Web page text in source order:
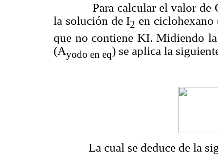
Para calcular el valor de Cd
la solución de I2 en ciclohexano
que no contiene KI. Midiendo
(Ayodo en eq) se aplica la
La cual se deduce de la